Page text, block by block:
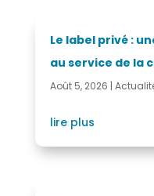
Le label privé :
au service de la
Août 5, 2026 |
lire plus